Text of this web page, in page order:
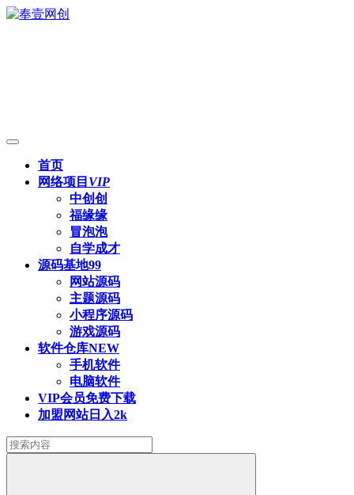
首页
网络项目 VIP
中创创
福缘缘
冒泡泡
自学成才
源码基地99
网站源码
主题源码
小程序源码
游戏源码
软件仓库NEW
手机软件
电脑软件
VIP会员免费下载
加盟网站日入2k